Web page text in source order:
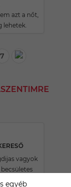
azt a nőt,
lehetek.
7
vagyok
egyéb